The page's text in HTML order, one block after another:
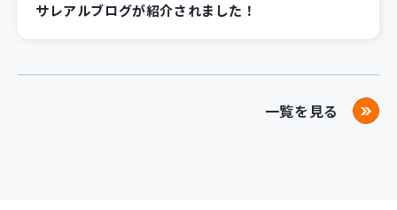
サレアルブログが紹介されました！
一覧を見る